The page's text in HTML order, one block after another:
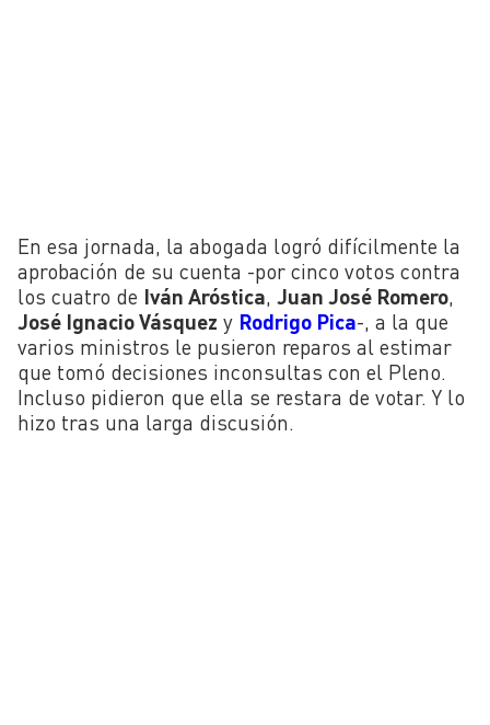
En esa jornada, la abogada logró difícilmente la
aprobación de su cuenta -por cinco votos contra
los cuatro de Iván Aróstica, Juan José Romero,
José Ignacio Vásquez y Rodrigo Pica-, a la que
varios ministros le pusieron reparos al estimar
que tomó decisiones inconsultas con el Pleno.
Incluso pidieron que ella se restara de votar. Y lo
hizo tras una larga discusión.